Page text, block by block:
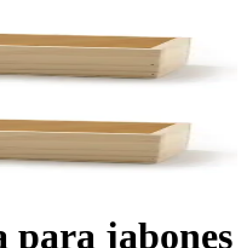
para jabones